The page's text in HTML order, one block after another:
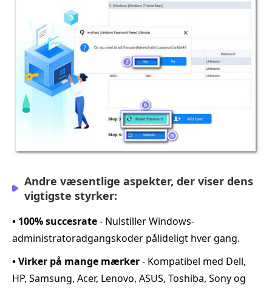
Andre væsentlige aspekter, der viser dens
vigtigste styrker:
• 100% succesrate- Nulstiller Windows-
administratoradgangskoder pålideligt hver gang.
• Virker på mange mærker- Kompatibel med Dell,
HP, Samsung, Acer, Lenovo, ASUS, Toshiba, Sony og